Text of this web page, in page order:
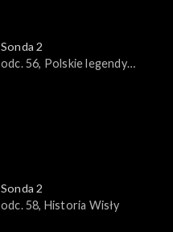
Sonda 2
odc. 56, Polskie legendy
Sonda 2
odc. 58, Historia Wisły